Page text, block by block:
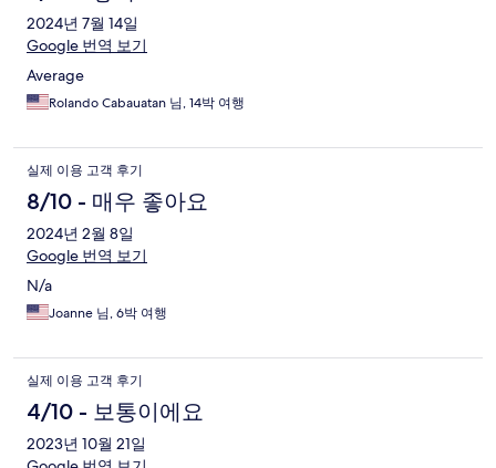
2024년 7월 14일
Google 번역 보기
Average
Rolando Cabauatan 님, 14박 여행
실제 이용 고객 후기
8/10 - 매우 좋아요
2024년 2월 8일
Google 번역 보기
N/a
Joanne 님, 6박 여행
실제 이용 고객 후기
4/10 - 보통이에요
2023년 10월 21일